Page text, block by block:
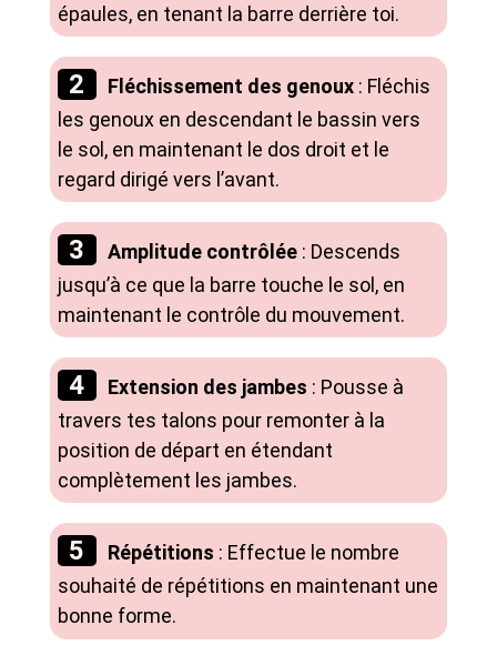
épaules, en tenant la barre derrière toi.
Fléchissement des genoux : Fléchis
les genoux en descendant le bassin vers
le sol, en maintenant le dos droit et le
regard dirigé vers l’avant.
Amplitude contrôlée : Descends
jusqu’à ce que la barre touche le sol, en
maintenant le contrôle du mouvement.
Extension des jambes : Pousse à
travers tes talons pour remonter à la
position de départ en étendant
complètement les jambes.
Répétitions : Effectue le nombre
souhaité de répétitions en maintenant une
bonne forme.